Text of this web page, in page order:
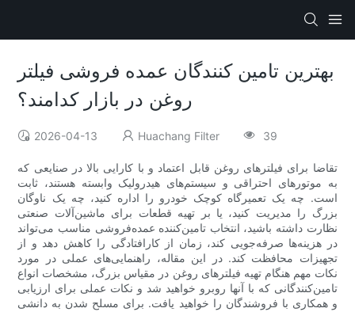
بهترین تامین کنندگان عمده فروشی فیلتر
روغن در بازار کدامند؟
2026-04-13 Huachang Filter 39
تقاضا برای فیلترهای روغن قابل اعتماد و با کارایی بالا در صنایعی که
به موتورهای احتراقی و سیستم‌های هیدرولیک وابسته هستند، ثابت
است. چه یک تعمیرگاه کوچک خودرو را اداره کنید، چه یک ناوگان
بزرگ را مدیریت کنید، یا بر تهیه قطعات برای ماشین‌آلات صنعتی
نظارت داشته باشید، انتخاب تامین‌کننده عمده‌فروشی مناسب می‌تواند
در هزینه‌ها صرفه‌جویی کند، زمان از کارافتادگی را کاهش دهد و از
تجهیزات محافظت کند. در این مقاله، راهنمایی‌های عملی در مورد
نکات مهم هنگام تهیه فیلترهای روغن در مقیاس بزرگ، مشخصات انواع
تامین‌کنندگانی که با آنها روبرو خواهید شد و نکات عملی برای ارزیابی
و همکاری با فروشندگان را خواهید یافت. برای مسلح شدن به دانشی